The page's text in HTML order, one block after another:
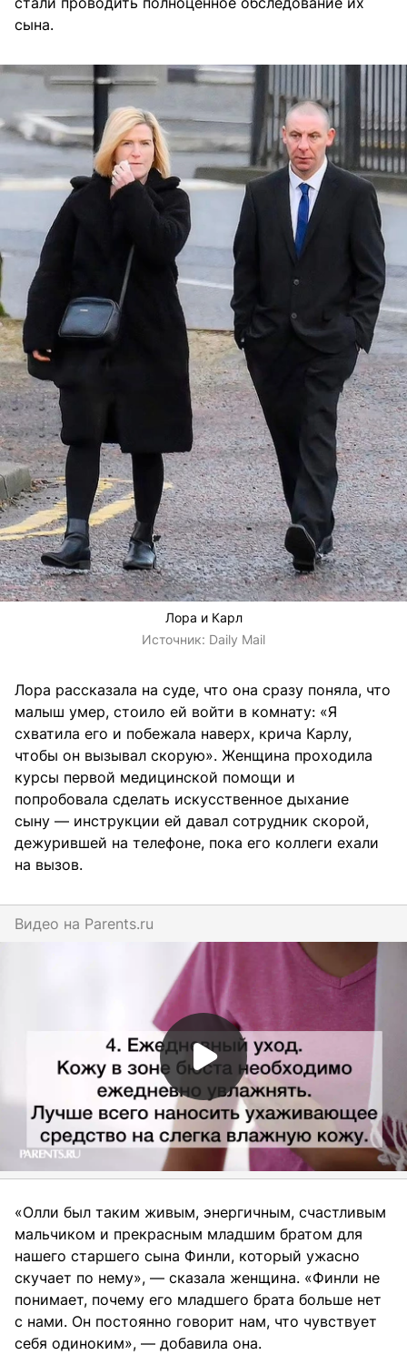
сына.
Лора и Карл
Источник: Daily Mail
Лора рассказала на суде, что она сразу поняла, что
малыш умер, стоило ей войти в комнату: «Я
схватила его и побежала наверх, крича Карлу,
чтобы он вызывал скорую». Женщина проходила
курсы первой медицинской помощи и
попробовала сделать искусственное дыхание
сыну — инструкции ей давал сотрудник скорой,
дежурившей на телефоне, пока его коллеги ехали
на вызов.
Видео на parents.ru
«Олли был таким живым, энергичным, счастливым
мальчиком и прекрасным младшим братом для
нашего старшего сына Финли, который ужасно
скучает по нему», — сказала женщина. «Финли не
понимает, почему его младшего брата больше нет
с нами. Он постоянно говорит нам, что чувствует
себя одиноким», — добавила она.